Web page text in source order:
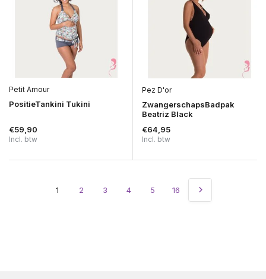
Petit Amour
PositieTankini Tukini
€59,90
Incl. btw
Pez D'or
ZwangerschapsBadpak
Beatriz Black
€64,95
Incl. btw
1 2 3 4 5 16